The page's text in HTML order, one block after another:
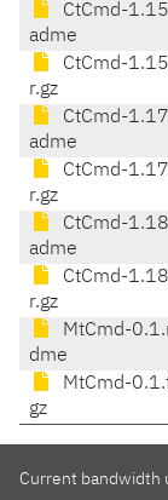
CtCmd-
adme
CtCmd-
r.gz
CtCmd-
adme
CtCmd-
r.gz
CtCmd-
adme
CtCmd-
r.gz
MtCmd-
dme
MtCmd-
gz
Current bandwidth